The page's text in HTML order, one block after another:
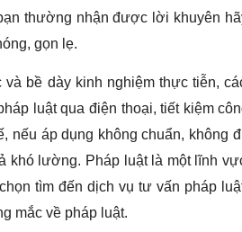
thường nhận được lời khuyên
gọn lẹ.
bề dày kinh nghiệm thực tiễn,
luật qua điện thoại, tiết kiệm
nếu áp dụng không chuẩn, không
khó lường. Pháp luật là một lĩnh
tìm đến dịch vụ tư vấn pháp
mắc về pháp luật.